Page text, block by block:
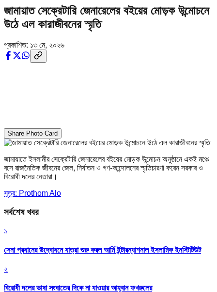
জামায়াত সেক্রেটারি জেনারেলের বইয়ের মোড়ক উন্মোচনে
উঠে এল কারাজীবনের স্মৃতি
প্রকাশিত: ১৩ মে, ২০২৬
Share Photo Card
জামায়াতে ইসলামীর সেক্রেটারি জেনারেলের বইয়ের মোড়ক উন্মোচন অনুষ্ঠানে একই মঞ্চে
বসে রাজনৈতিক জীবনের জেল, নির্যাতন ও গণ-আন্দোলনের স্মৃতিচারণা করেন সরকার ও
বিরোধী দলের নেতারা।
সূত্র: Prothom Alo
সর্বশেষ খবর
১
সেনা প্রধানের উদ্বোধনে যাত্রা শুরু করল আর্মি ইন্টারন্যাশনাল ইসলামিক ইনস্টিটিউট
২
বিরোধী দলের ভাষা সংঘাতের দিকে না যাওয়ার আহ্বান ফখরুলের